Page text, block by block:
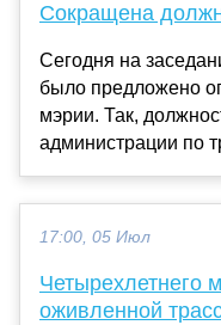
Сокращена
Сегодня на
было предложено
мэрии. Так,
администрации по
17:00, 05 Июл
Четырехлетнего
оживленной